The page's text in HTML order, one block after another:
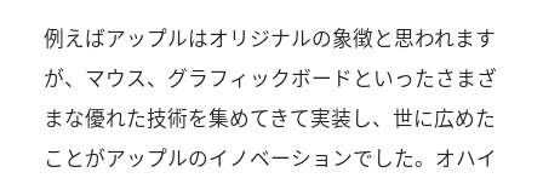
例えばアップルはオリジナルの象徴と思われます
が、マウス、グラフィックボードといったさまざ
まな優れた技術を集めてきて実装し、世に広めた
ことがアップルのイノベーションでした。オハイ